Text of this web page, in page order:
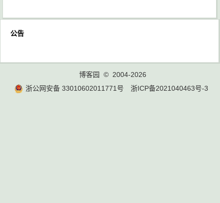
公告
博客园
© 2004-2026
浙公网安备 33010602011771号
浙ICP备2021040463号-3